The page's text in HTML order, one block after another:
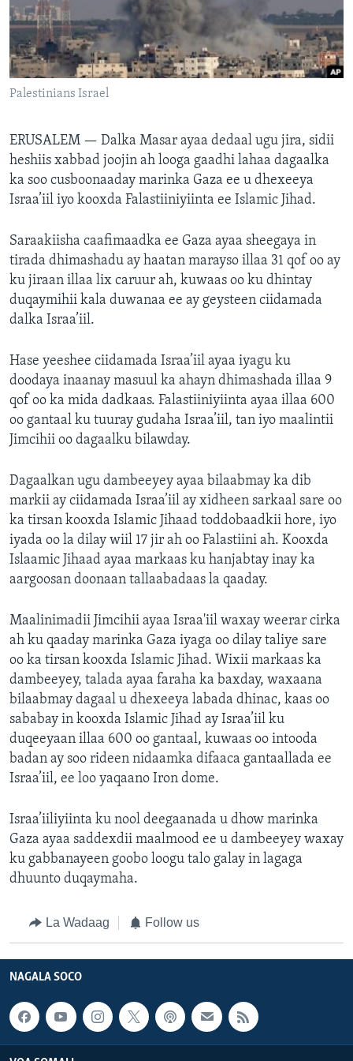
FAAQIDAADDA TODDOBAADKA
DHEXTAALKA TODDOBAADKA
Palestinians Israel
ERUSALEM — Dalka Masar ayaa dedaal ugu jira, sidii
heshiis xabbad joojin ah looga gaadhi lahaa dagaalka
ka soo cusboonaaday marinka Gaza ee u dhexeeya
Israa’iil iyo kooxda Falastiiniyiinta ee Islamic Jihad.
Saraakiisha caafimaadka ee Gaza ayaa sheegaya in
tirada dhimashadu ay haatan marayso illaa 31 qof oo ay
ku jiraan illaa lix caruur ah, kuwaas oo ku dhintay
duqaymihii kala duwanaa ee ay geysteen ciidamada
dalka Israa’iil.
Hase yeeshee ciidamada Israa’iil ayaa iyagu ku
doodaya inaanay masuul ka ahayn dhimashada illaa 9
qof oo ka mida dadkaas. Falastiiniyiinta ayaa illaa 600
oo gantaal ku tuuray gudaha Israa’iil, tan iyo maalintii
Jimcihii oo dagaalku bilawday.
Dagaalkan ugu dambeeyey ayaa bilaabmay ka dib
markii ay ciidamada Israa’iil ay xidheen sarkaal sare oo
ka tirsan kooxda Islamic Jihaad toddobaadkii hore, iyo
iyada oo la dilay wiil 17 jir ah oo Falastiini ah. Kooxda
Islaamic Jihaad ayaa markaas ku hanjabtay inay ka
aargoosan doonaan tallaabadaas la qaaday.
Maalinimadii Jimcihii ayaa Israa'iil waxay weerar cirka
ah ku qaaday marinka Gaza iyaga oo dilay taliye sare
oo ka tirsan kooxda Islamic Jihad. Wixii markaas ka
dambeeyey, talada ayaa faraha ka baxday, waxaana
bilaabmay dagaal u dhexeeya labada dhinac, kaas oo
sababay in kooxda Islamic Jihad ay Israa’iil ku
duqeeyaan illaa 600 oo gantaal, kuwaas oo intooda
badan ay soo rideen nidaamka difaaca gantaallada ee
Israa’iil, ee loo yaqaano Iron dome.
Israa’iiliyiinta ku nool deegaanada u dhow marinka
Gaza ayaa saddexdii maalmood ee u dambeeyey waxay
ku gabbanayeen goobo loogu talo galay in lagaga
dhuunto duqaymaha.
La Wadaag Follow us
NAGALA SOCO